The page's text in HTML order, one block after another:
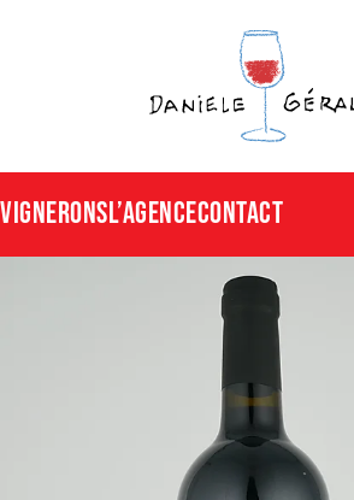
VigneronsL’agenceCONTACT